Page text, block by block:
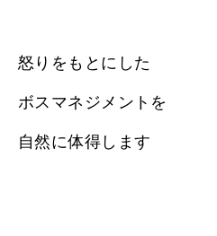
怒りをもとにした
ボスマネジメントを
自然に体得します